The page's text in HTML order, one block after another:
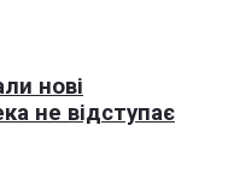
нові
не відступає